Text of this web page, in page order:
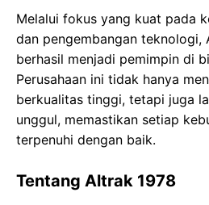
Melalui fokus yang kuat pada
dan pengembangan teknologi,
berhasil menjadi pemimpin di
Perusahaan ini tidak hanya
berkualitas tinggi, tetapi juga
unggul, memastikan setiap
terpenuhi dengan baik.
Tentang Altrak 1978